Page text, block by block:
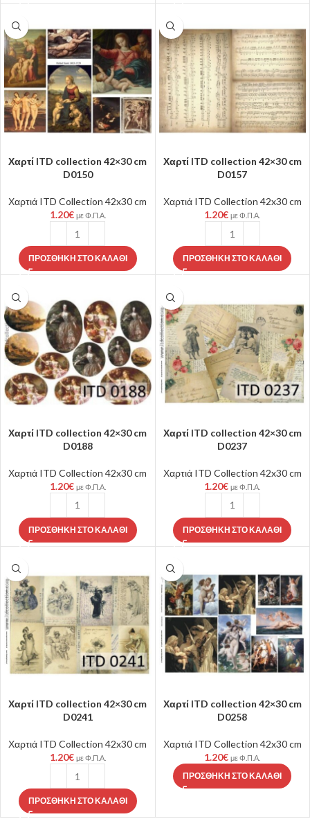
Χαρτί ITD collection 42×30 cm
D0150
Χαρτιά ITD Collection 42x30 cm
1.20€ με Φ.Π.Α.
ΠΡΟΣΘΉΚΗ ΣΤΟ ΚΑΛΆΘΙ
Χαρτί ITD collection 42×30 cm
D0157
Χαρτιά ITD Collection 42x30 cm
1.20€ με Φ.Π.Α.
ΠΡΟΣΘΉΚΗ ΣΤΟ ΚΑΛΆΘΙ
Χαρτί ITD collection 42×30 cm
D0188
Χαρτιά ITD Collection 42x30 cm
1.20€ με Φ.Π.Α.
ΠΡΟΣΘΉΚΗ ΣΤΟ ΚΑΛΆΘΙ
Χαρτί ITD collection 42×30 cm
D0237
Χαρτιά ITD Collection 42x30 cm
1.20€ με Φ.Π.Α.
ΠΡΟΣΘΉΚΗ ΣΤΟ ΚΑΛΆΘΙ
Χαρτί ITD collection 42×30 cm
D0241
Χαρτιά ITD Collection 42x30 cm
1.20€ με Φ.Π.Α.
ΠΡΟΣΘΉΚΗ ΣΤΟ ΚΑΛΆΘΙ
Χαρτί ITD collection 42×30 cm
D0258
Χαρτιά ITD Collection 42x30 cm
1.20€ με Φ.Π.Α.
ΠΡΟΣΘΉΚΗ ΣΤΟ ΚΑΛΆΘΙ